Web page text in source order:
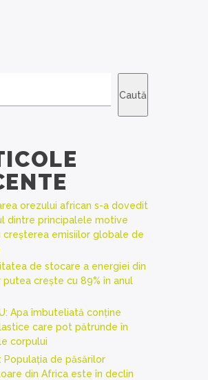
Caută
orezului african s-a dovedit
dintre principalele motive
creșterea emisiilor globale de
de stocare a energiei din
putea crește cu 89% în anul
Apa îmbuteliată conține
care pot pătrunde în
corpului
Populația de păsărilor
din Africa este în declin